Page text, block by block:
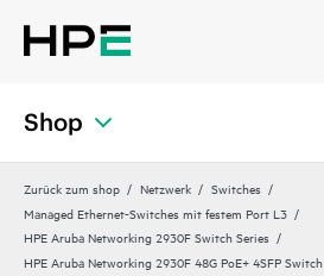
Shop
Zurück zum shop Netzwerk
Switches
Managed Ethernet-Switches mit festem Port L3
HPE Aruba Networking 2930F Switch Series
HPE Aruba Networking 2930F 48G PoE+ 4SFP Switch